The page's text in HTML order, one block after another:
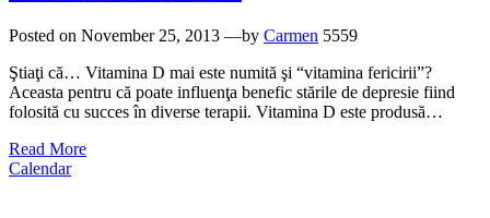
Posted on November 25, 2013 —by Carmen 5559
Ştiaţi că… Vitamina D mai este numită şi “vitamina fericirii”?
Aceasta pentru că poate influenţa benefic stările de depresie fiind
folosită cu succes în diverse terapii. Vitamina D este produsă…
Read More
Calendar